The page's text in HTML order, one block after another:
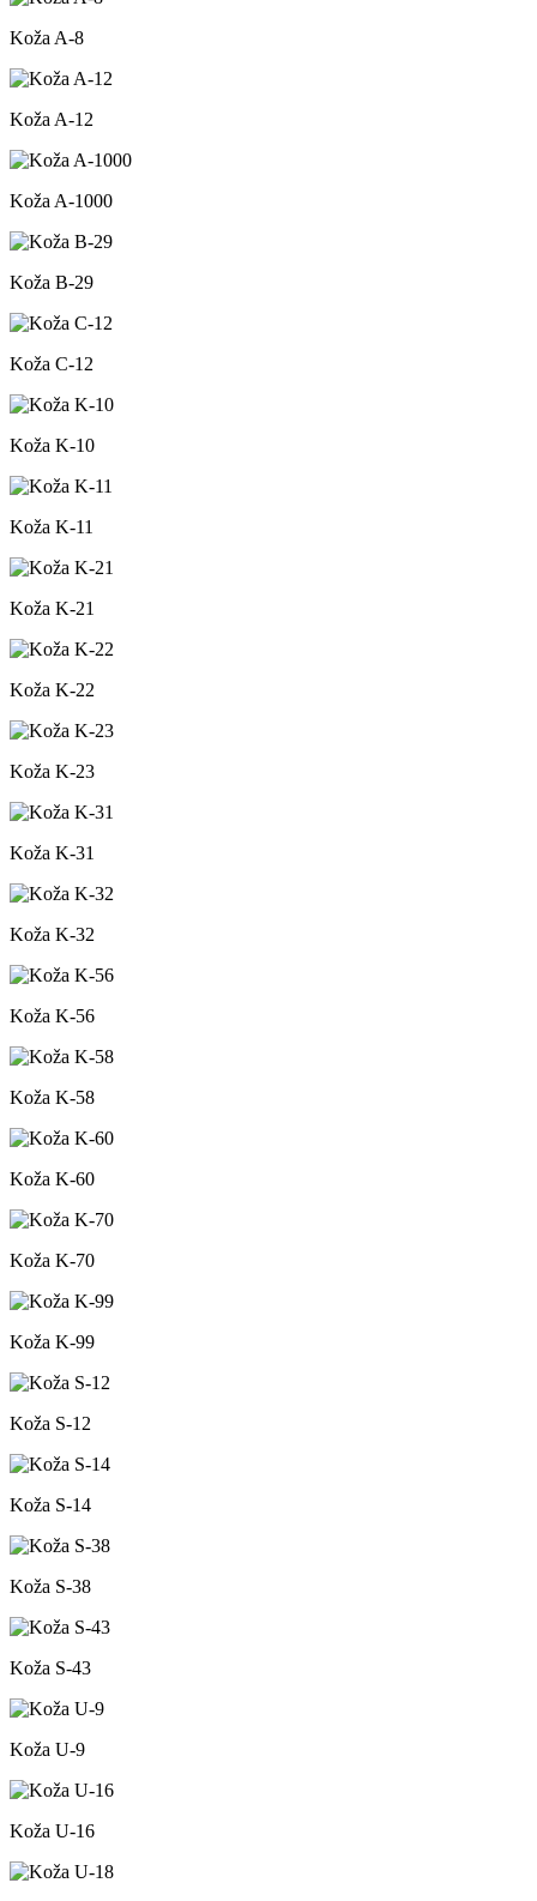
Koža A-8
Koža A-12
Koža A-1000
Koža B-29
Koža C-12
Koža K-10
Koža K-11
Koža K-21
Koža K-22
Koža K-23
Koža K-31
Koža K-32
Koža K-56
Koža K-58
Koža K-60
Koža K-70
Koža K-99
Koža S-12
Koža S-14
Koža S-38
Koža S-43
Koža U-9
Koža U-16